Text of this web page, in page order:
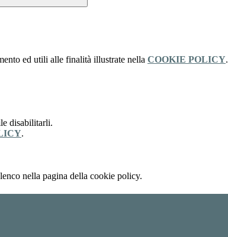
ed utili alle finalità illustrate nella COOKIE POLICY.
disabilitarli.
.
nella pagina della cookie policy.